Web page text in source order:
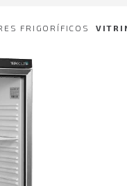
FRIGORÍFICOS